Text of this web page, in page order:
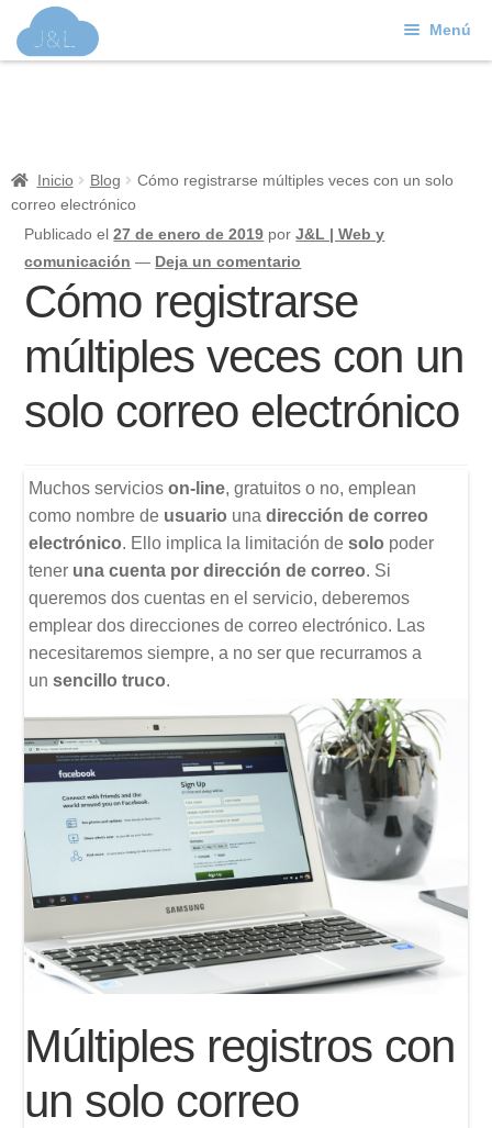
a
al
Menú
Soporte
Inicio Blog
Cómo registrarse múltiples veces con un solo
correo electrónico
Publicado el27 de enero de 2019 porJ&L | Web y
comunicación — Deja un comentario
Cómo registrarse
múltiples veces con un
solo correo electrónico
Muchos servicioson-line, gratuitos o no, emplean
como nombre de usuario unadirección de correo
electrónico. Ello implica la limitación desolo poder
tener una cuenta por dirección de correo. Si
queremos dos cuentas en el servicio, deberemos
emplear dos direcciones de correo electrónico. Las
necesitaremos siempre, a no ser que recurramos a
unsencillo truco.
Múltiples registros con
un solo correo